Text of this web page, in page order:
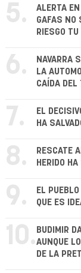
5.
ALERTA
GAFAS NO
RIESGO
6.
NAVARRA
LA
CAÍDA
7.
EL
HA
8.
RESCATE
HERIDO
9.
EL
QUE ES
10. BUDIMIR
AUNQUE
DE LA